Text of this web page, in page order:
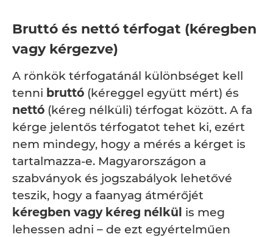
Bruttó és nettó térfogat (kéregben
vagy kérgezve)
A rönkök térfogatánál különbséget kell
tenni bruttó (kéreggel együtt mért) és
nettó (kéreg nélküli) térfogat között. A fa
kérge jelentős térfogatot tehet ki, ezért
nem mindegy, hogy a mérés a kérget is
tartalmazza-e. Magyarországon a
szabványok és jogszabályok lehetővé
teszik, hogy a faanyag átmérőjét
kéregben vagy kéreg nélkül is meg
lehessen adni – de ezt egyértelműen